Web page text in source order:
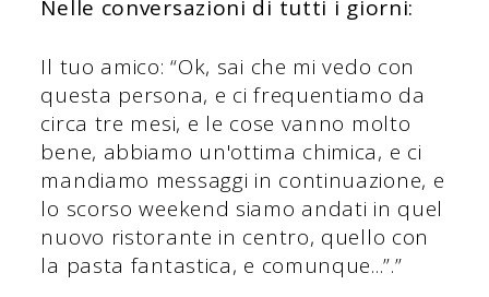
Nelle conversazioni di tutti i giorni:
Il tuo amico: “Ok, sai che mi vedo con
questa persona, e ci frequentiamo da
circa tre mesi, e le cose vanno molto
bene, abbiamo un'ottima chimica, e ci
mandiamo messaggi in continuazione, e
lo scorso weekend siamo andati in quel
nuovo ristorante in centro, quello con
la pasta fantastica, e comunque...”.”